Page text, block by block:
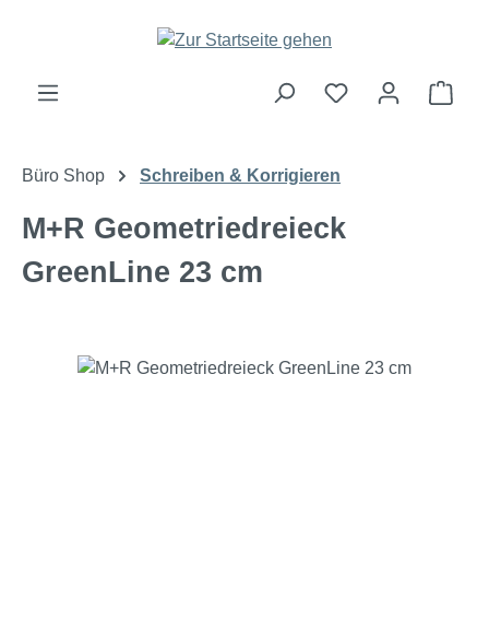
Zum Hauptinhalt springen
Büro Shop Schreiben & Korrigieren
M+R Geometriedreieck
GreenLine 23 cm
Bildergalerie überspringen